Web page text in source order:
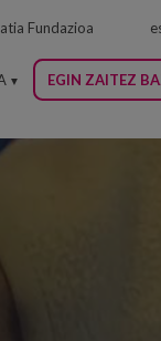
Fundazioa
EGIN ZAITEZ